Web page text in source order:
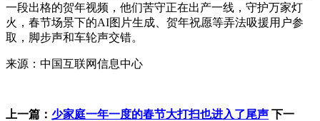
一段出格的贺年视频，他们苦守正在出产一线，守护万家灯
火，春节场景下的AI图片生成、贺年祝愿等弄法吸援用户参
取，脚步声和车轮声交错。
来源：中国互联网信息中心
上一篇： 少家庭一年一度的春节大打扫也进入了尾声 下一